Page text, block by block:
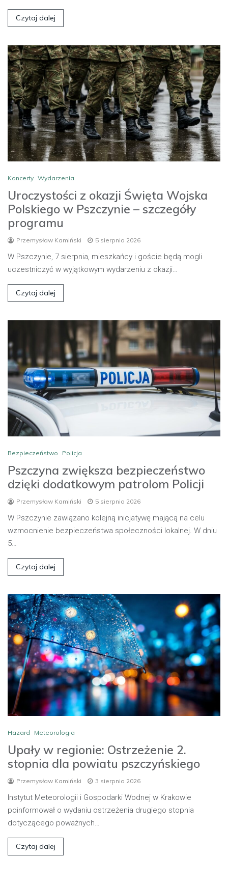
Czytaj dalej
Koncerty Wydarzenia
Uroczystości z okazji Święta Wojska
Polskiego w Pszczynie – szczegóły
programu
Przemysław Kamiński 5 sierpnia 2026
W Pszczynie, 7 sierpnia, mieszkańcy i goście będą mogli
uczestniczyć w wyjątkowym wydarzeniu z okazji…
Czytaj dalej
Bezpieczeństwo Policja
Pszczyna zwiększa bezpieczeństwo
dzięki dodatkowym patrolom Policji
Przemysław Kamiński 5 sierpnia 2026
W Pszczynie zawiązano kolejną inicjatywę mającą na celu
wzmocnienie bezpieczeństwa społeczności lokalnej. W dniu
5…
Czytaj dalej
Hazard Meteorologia
Upały w regionie: Ostrzeżenie 2.
stopnia dla powiatu pszczyńskiego
Przemysław Kamiński 3 sierpnia 2026
Instytut Meteorologii i Gospodarki Wodnej w Krakowie
poinformował o wydaniu ostrzeżenia drugiego stopnia
dotyczącego poważnych…
Czytaj dalej